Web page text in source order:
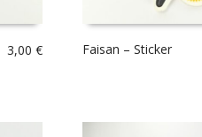
3,00€ Faisan – Sticker